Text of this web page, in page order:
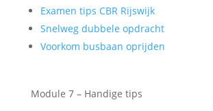
Examen tips CBR Rijswijk
Snelweg dubbele opdracht
Voorkom busbaan oprijden
Module 7 – Handige tips